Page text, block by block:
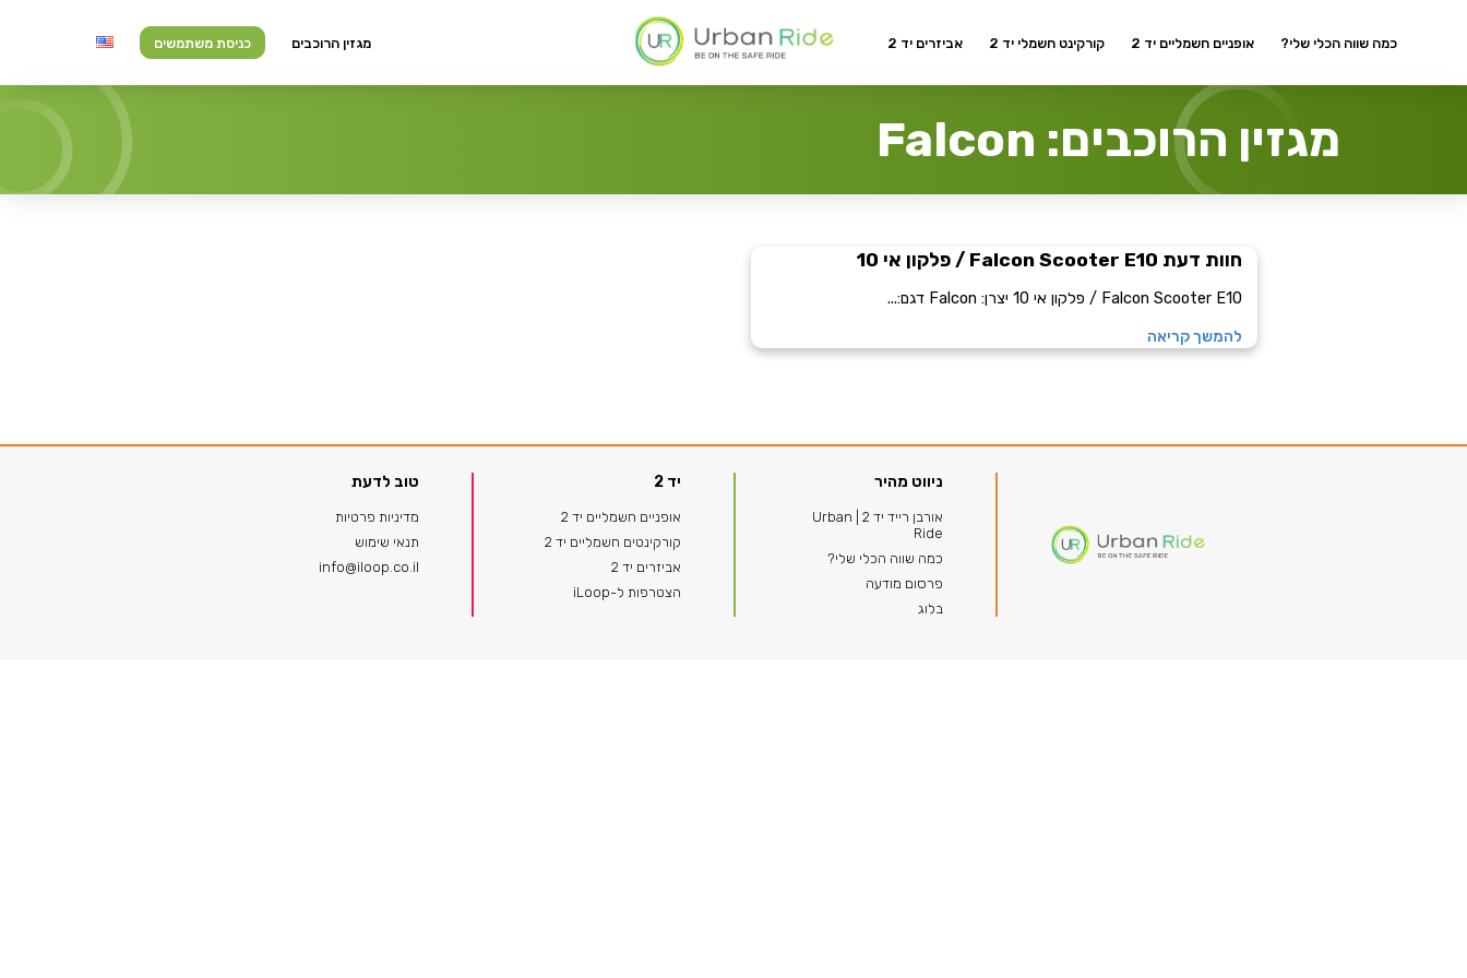
כמה שווה הכלי שלי? אופניים חשמליים יד 2 קורקינט חשמלי יד 2 אביזרים יד 2 מגזין הרוכבים כניסת משתמשים
מגזין הרוכבים: Falcon
חוות דעת Falcon Scooter E10 / פלקון אי 10
Falcon Scooter E10 / פלקון אי 10 יצרן: Falcon דגם:...
להמשך קריאה
ניווט מהיר
אורבן רייד יד 2 | Urban
Ride
כמה שווה הכלי שלי?
פרסום מודעה
בלוג
יד 2
אופניים חשמליים יד 2
קורקינטים חשמליים יד 2
אביזרים יד 2
הצטרפות ל-iLoop
טוב לדעת
מדיניות פרטיות
תנאי שימוש
info@iloop.co.il